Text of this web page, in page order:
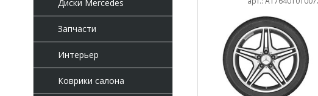
Диски Mercedes
Запчасти
Интерьер
Коврики салона